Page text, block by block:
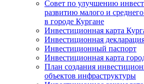
Совет по улучшению
развитию малого и
в городе Кургане
Инвестиционная карта
Инвестиционная
Инвестиционный паспорт
Инвестиционная карта
План создания
объектов инфраструктуры